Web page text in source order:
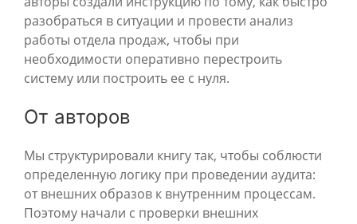
разобраться в ситуации и провести анализ
работы отдела продаж, чтобы при
необходимости оперативно перестроить
систему или построить ее с нуля.
От авторов
Мы структурировали книгу так, чтобы соблюсти
определенную логику при проведении аудита:
от внешних образов к внутренним процессам.
Поэтому начали с проверки внешних